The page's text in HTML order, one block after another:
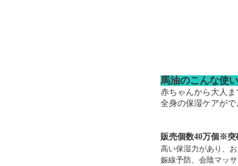
馬油のこんな使
赤ちゃんから大人ま
全身の保湿ケアがで
販売個数40万個※突
高い保湿力があり、
娠線予防、会陰マッ